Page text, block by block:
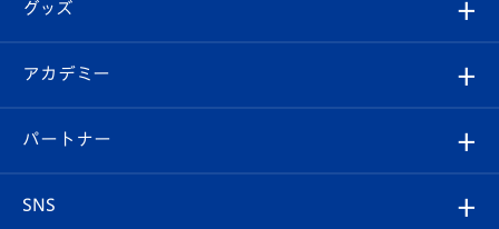
チケット
イベント
メディア
スタッフプロフィール
マスコット紹介
Revive Team
ヴィヴィくんの長崎おもてなしガイド
フォトギャラリー
スタジアムグルメ
V-LOVERS（ファンクラブ）
プレイヤーズスイート
グッズ
オンラインショップ
店舗情報
アカデミー
育成からのお知らせ
パートナー
SNS